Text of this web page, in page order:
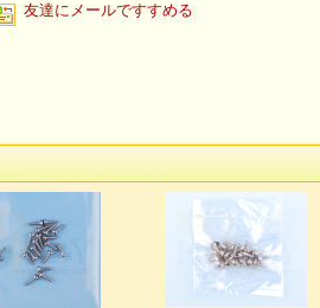
友達にメールですすめる